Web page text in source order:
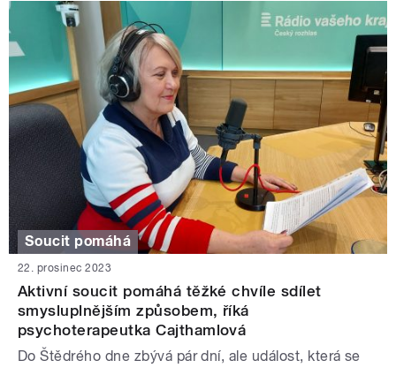
Soucit pomáhá
22. prosinec 2023
Aktivní soucit pomáhá těžké chvíle sdílet
smysluplnějším způsobem, říká
psychoterapeutka Cajthamlová
Do Štědrého dne zbývá pár dní, ale událost, která se